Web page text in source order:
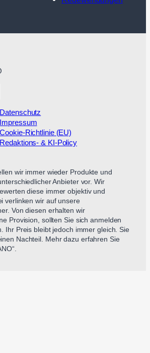
Datenschutz
Impressum
Cookie-Richtlinie (EU)
Redaktions- & KI-Policy
wir immer wieder Produkte und
Anbieter vor. Wir
diese immer objektiv und
verlinken wir auf unsere
Von diesen erhalten wir
Provision, sollten Sie sich anmelden
Ihr Preis bleibt jedoch immer gleich. Sie
Nachteil. Mehr dazu erfahren Sie